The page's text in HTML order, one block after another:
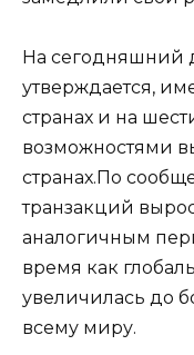
На сегодняшний
утверждается,
странах и на
возможностями
странах.По
транзакций
аналогичным
время как
увеличилась до
всему миру.